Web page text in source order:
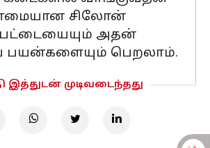
சிலோன்
அதன்
பயன்களையும் பெறலாம்.
இத்துடன் முடிவடைந்தது